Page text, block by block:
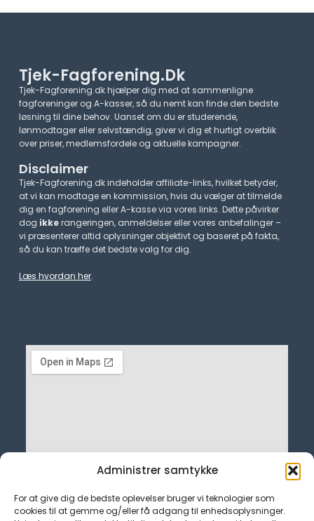
Administrer samtykke
For at give dig de bedste oplevelser bruger vi teknologier som
cookies til at gemme og/eller få adgang til enhedsoplysninger.
Tjek-Fagforening.dk
Tjek-Fagforening.dk hjælper dig med at sammenligne
fagforeninger og A-kasser, så du nemt kan finde den bedste
løsning til dine behov. Uanset om du er studerende,
lønmodtager eller selvstændig, giver vi dig et hurtigt overblik
over priser, medlemsfordele og aktuelle kampagner.​
Disclaimer
Tjek-Fagforening.dk indeholder affiliate-links, hvilket betyder,
at vi kan modtage en kommission, hvis du vælger at tilmelde
dig en fagforening eller A-kasse via vores links. Dette påvirker
dog ikkerangeringen, anmeldelser eller vores anbefalinger –
vi præsenterer altid oplysninger objektivt og baseret på fakta,
så du kan træffe det bedste valg for dig.
Læs hvordan her.